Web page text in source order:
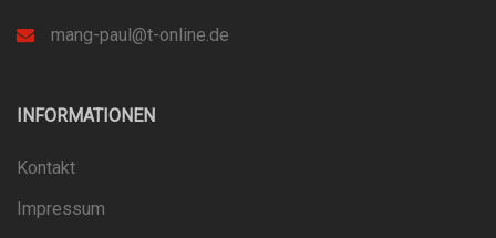
mang-paul@t-online.de
INFORMATIONEN
Kontakt
Impressum